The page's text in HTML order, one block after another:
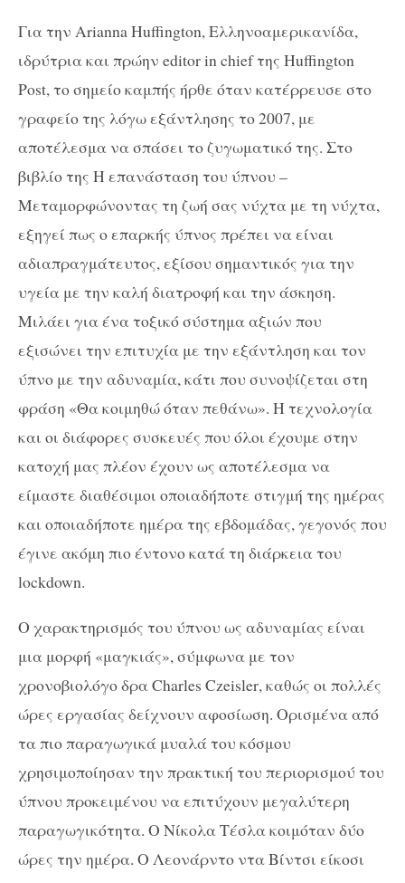
Για την AriannaHuffington, Ελληνοαμερικανίδα,
ιδρύτρια και πρώην editorinchiefτης Huffington
Post, το σημείο καμπής ήρθε όταν κατέρρευσε στο
γραφείο της λόγω εξάντλησης το 2007, με
αποτέλεσμα να σπάσει το ζυγωματικό της. Στο
βιβλίο της Η επανάσταση του ύπνου –
Μεταμορφώνοντας τη ζωή σας νύχτα με τη νύχτα,
εξηγεί πως ο επαρκής ύπνος πρέπει να είναι
αδιαπραγμάτευτος, εξίσου σημαντικός για την
υγεία με την καλή διατροφή και την άσκηση.
Μιλάει για ένα τοξικό σύστημα αξιών που
εξισώνει την επιτυχία με την εξάντληση και τον
ύπνο με την αδυναμία, κάτι που συνοψίζεται στη
φράση «Θα κοιμηθώ όταν πεθάνω». Η τεχνολογία
και οι διάφορες συσκευές που όλοι έχουμε στην
κατοχή μας πλέον έχουν ως αποτέλεσμα να
είμαστε διαθέσιμοι οποιαδήποτε στιγμή της ημέρας
και οποιαδήποτε ημέρα της εβδομάδας, γεγονός που
έγινε ακόμη πιο έντονο κατά τη διάρκεια του
lockdown.
Ο χαρακτηρισμός του ύπνου ως αδυναμίας είναι
μια μορφή «μαγκιάς», σύμφωνα με τον
χρονοβιολόγο δραCharles Czeisler, καθώς οι πολλές
ώρες εργασίας δείχνουν αφοσίωση. Ορισμένα από
τα πιο παραγωγικά μυαλά του κόσμου
χρησιμοποίησαν την πρακτική του περιορισμού του
ύπνου προκειμένου να επιτύχουν μεγαλύτερη
παραγωγικότητα. Ο Νίκολα Τέσλα κοιμόταν δύο
ώρες την ημέρα. Ο Λεονάρντο ντα Βίντσι είκοσι